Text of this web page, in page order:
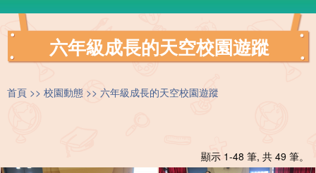
六年級成長的天空校園遊蹤
首頁 校園動態 六年級成長的天空校園遊蹤
顯示 1-48 筆, 共 49 筆。